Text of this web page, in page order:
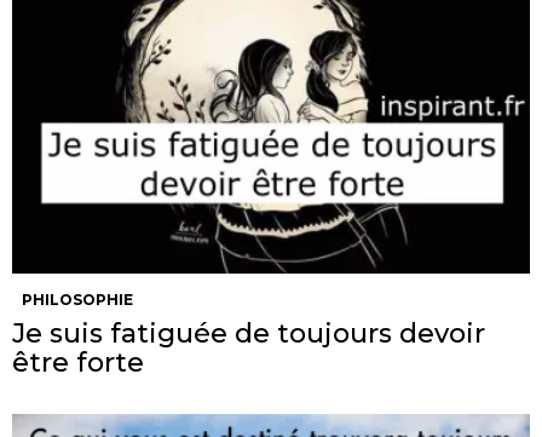
PHILOSOPHIE
Je suis fatiguée de toujours devoir
être forte